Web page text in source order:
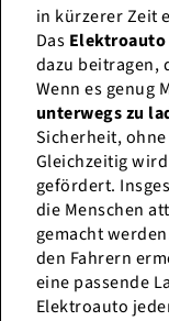
in kürzerer Zeit
Das
dazu beitragen,
Wenn es genug
unterwegs zu
Sicherheit,
Gleichzeitig
gefördert.
die Menschen
gemacht
den Fahrern
eine passende
Elektroauto